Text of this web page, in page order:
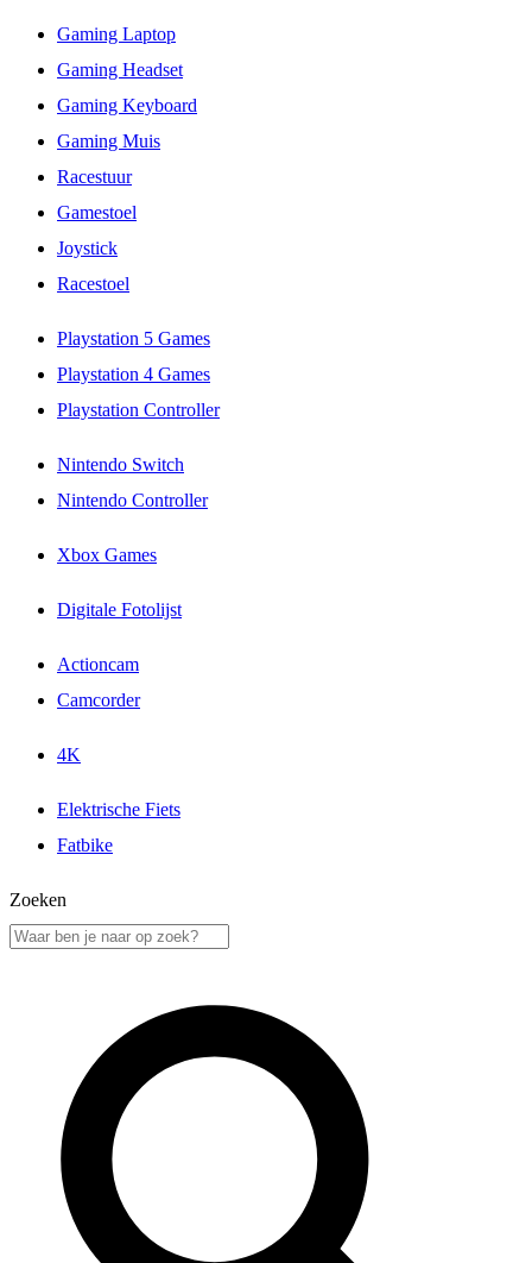
Gaming Laptop
Gaming Headset
Gaming Keyboard
Gaming Muis
Racestuur
Gamestoel
Joystick
Racestoel
Playstation 5 Games
Playstation 4 Games
Playstation Controller
Nintendo Switch
Nintendo Controller
Xbox Games
Digitale Fotolijst
Actioncam
Camcorder
4K
Elektrische Fiets
Fatbike
Zoeken